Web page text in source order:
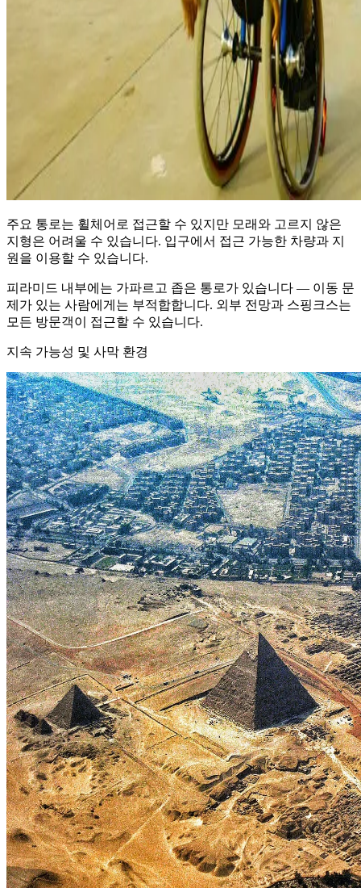
주요 통로는 휠체어로 접근할 수 있지만 모래와 고르지 않은
지형은 어려울 수 있습니다. 입구에서 접근 가능한 차량과 지
원을 이용할 수 있습니다.
피라미드 내부에는 가파르고 좁은 통로가 있습니다 — 이동 문
제가 있는 사람에게는 부적합합니다. 외부 전망과 스핑크스는
모든 방문객이 접근할 수 있습니다.
지속 가능성 및 사막 환경